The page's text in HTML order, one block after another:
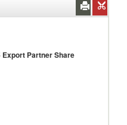
Partner Share